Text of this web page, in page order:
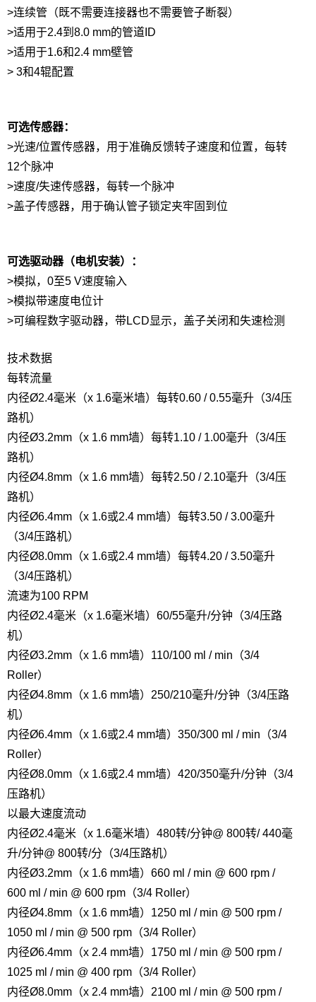
>连续管（既不需要连接器也不需要管子断裂）
>适用于2.4到8.0 mm的管道ID
>适用于1.6和2.4 mm壁管
> 3和4辊配置
可选传感器：
>光速/位置传感器，用于准确反馈转子速度和位置，每转
12个脉冲
>速度/失速传感器，每转一个脉冲
>盖子传感器，用于确认管子锁定夹牢固到位
可选驱动器（电机安装）：
>模拟，0至5 V速度输入
>模拟带速度电位计
>可编程数字驱动器，带LCD显示，盖子关闭和失速检测
技术数据
每转流量
内径Ø2.4毫米（x 1.6毫米墙） 每转0.60 / 0.55毫升（3/4压
路机）
内径Ø3.2mm（x 1.6 mm墙） 每转1.10 / 1.00毫升（3/4压
路机）
内径Ø4.8mm（x 1.6 mm墙） 每转2.50 / 2.10毫升（3/4压
路机）
内径Ø6.4mm（x 1.6或2.4 mm墙） 每转3.50 / 3.00毫升
（3/4压路机）
内径Ø8.0mm（x 1.6或2.4 mm墙） 每转4.20 / 3.50毫升
（3/4压路机）
流速为100 RPM
内径Ø2.4毫米（x 1.6毫米墙） 60/55毫升/分钟（3/4压路
机）
内径Ø3.2mm（x 1.6 mm墙） 110/100 ml / min（3/4
Roller）
内径Ø4.8mm（x 1.6 mm墙） 250/210毫升/分钟（3/4压路
机）
内径Ø6.4mm（x 1.6或2.4 mm墙） 350/300 ml / min（3/4
Roller）
内径Ø8.0mm（x 1.6或2.4 mm墙） 420/350毫升/分钟（3/4
压路机）
以最大速度流动
内径Ø2.4毫米（x 1.6毫米墙） 480转/分钟@ 800转/ 440毫
升/分钟@ 800转/分（3/4压路机）
内径Ø3.2mm（x 1.6 mm墙） 660 ml / min @ 600 rpm /
600 ml / min @ 600 rpm（3/4 Roller）
内径Ø4.8mm（x 1.6 mm墙） 1250 ml / min @ 500 rpm /
1050 ml / min @ 500 rpm（3/4 Roller）
内径Ø6.4mm（x 2.4 mm墙） 1750 ml / min @ 500 rpm /
1025 ml / min @ 400 rpm（3/4 Roller）
内径Ø8.0mm（x 2.4 mm墙） 2100 ml / min @ 500 rpm /